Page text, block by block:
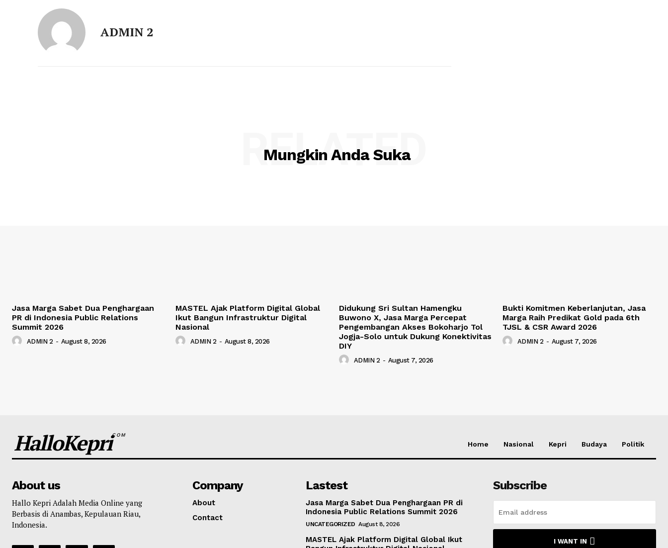
ADMIN 2
Mungkin Anda Suka
RELATED
Jasa Marga Sabet Dua Penghargaan
PR di Indonesia Public Relations
Summit 2026
ADMIN 2 - August 8, 2026
MASTEL Ajak Platform Digital Global
Ikut Bangun Infrastruktur Digital
Nasional
ADMIN 2 - August 8, 2026
Didukung Sri Sultan Hamengku
Buwono X, Jasa Marga Percepat
Pengembangan Akses Bokoharjo Tol
Jogja-Solo untuk Dukung Konektivitas
DIY
ADMIN 2 - August 7, 2026
Bukti Komitmen Keberlanjutan, Jasa
Marga Raih Predikat Gold pada 6th
TJSL & CSR Award 2026
ADMIN 2 - August 7, 2026
HalloKepriCOM
Home Nasional Kepri Budaya Politik
About us
Hallo Kepri Adalah Media Online yang
Berbasis di Anambas, Kepulauan Riau,
Indonesia.
Company
About
Contact
Lastest
Jasa Marga Sabet Dua Penghargaan PR di
Indonesia Public Relations Summit 2026
UNCATEGORIZED August 8, 2026
MASTEL Ajak Platform Digital Global Ikut
Subscribe
I WANT IN